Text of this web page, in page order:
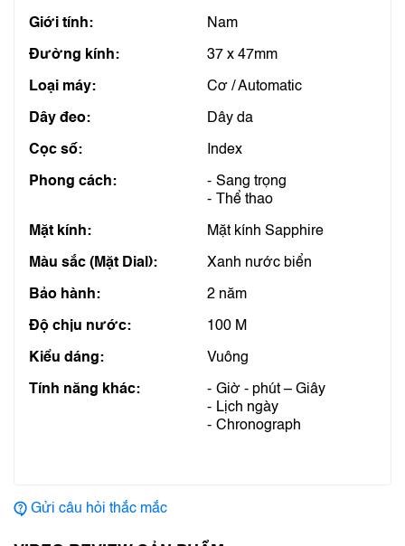
Giới tính: Nam
Đường kính: 37 x 47mm
Loại máy: Cơ / Automatic
Dây đeo: Dây da
Cọc số: Index
Phong cách:
Sang trọng
Thể thao
Mặt kính: Mặt kính Sapphire
Màu sắc (Mặt Dial): Xanh nước biển
Bảo hành: 2 năm
Độ chịu nước: 100 M
Kiểu dáng: Vuông
Tính năng khác:
Giờ - phút – Giây
Lịch ngày
Chronograph
Gửi câu hỏi thắc mắc